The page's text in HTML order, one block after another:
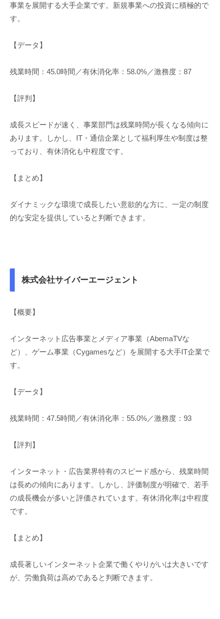
事業を展開する大手企業です。新規事業への投資に積極的で
す。
【データ】
残業時間：45.0時間／有休消化率：58.0%／激務度：87
【評判】
成長スピードが速く、事業部門は残業時間が長くなる傾向に
あります。しかし、IT・通信企業として福利厚生や制度は整
っており、有休消化も中程度です。
【まとめ】
ダイナミックな環境で成長したい意欲的な方に、一定の制度
的な安定を提供していると判断できます。
株式会社サイバーエージェント
【概要】
インターネット広告事業とメディア事業（AbemaTVな
ど）、ゲーム事業（Cygamesなど）を展開する大手IT企業で
す。
【データ】
残業時間：47.5時間／有休消化率：55.0%／激務度：93
【評判】
インターネット・広告業界特有のスピード感から、残業時間
は長めの傾向にあります。しかし、評価制度が明確で、若手
の成長機会が多いと評価されています。有休消化率は中程度
です。
【まとめ】
成長著しいインターネット企業で働くやりがいは大きいです
が、労働負荷は高めであると判断できます。